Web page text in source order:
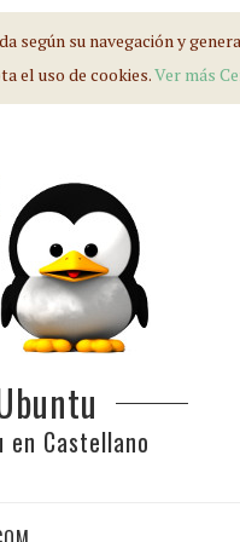
su navegación y
el uso de cookies.Ver más
Castellano